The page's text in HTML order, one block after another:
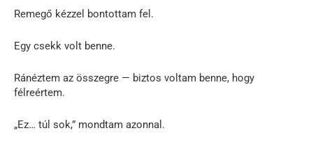
Remegő kézzel bontottam fel.
Egy csekk volt benne.
Ránéztem az összegre — biztos voltam benne, hogy
félreértem.
„Ez… túl sok,” mondtam azonnal.